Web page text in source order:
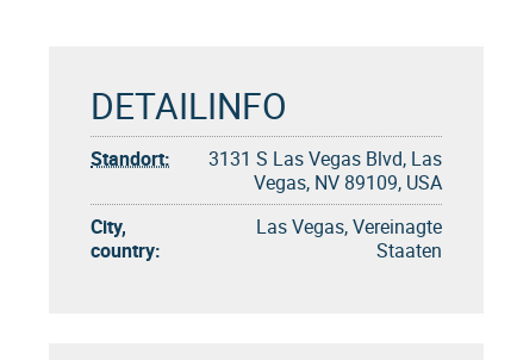
DETAILINFO
Standort:
3131 S Las Vegas Blvd, Las
Vegas, NV 89109, USA
City,
country:
Las Vegas, Vereinagte
Staaten